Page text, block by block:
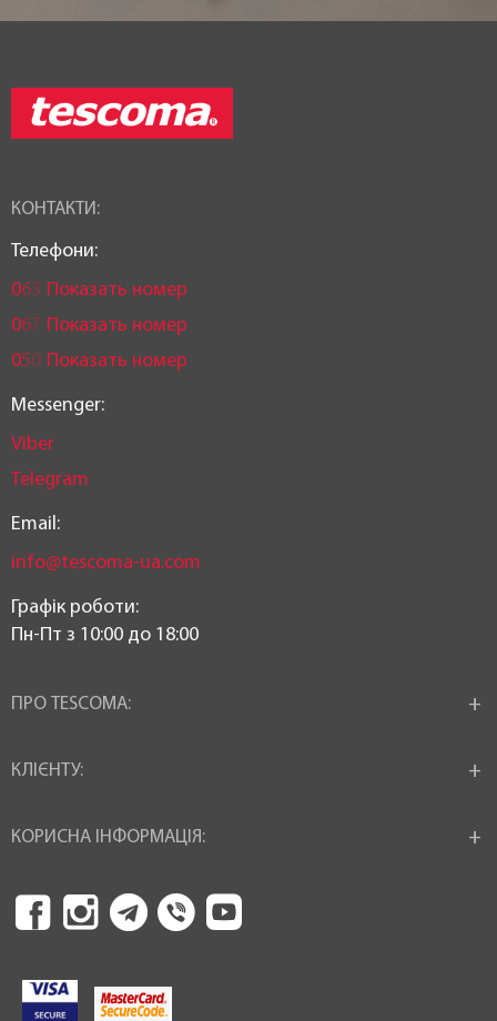
КОНТАКТИ:
Телефони:
063 Показать номер
067 Показать номер
050 Показать номер
Messenger:
Viber
Telegram
Email:
info@tescoma-ua.com
Графік роботи:
Пн-Пт з 10:00 до 18:00
ПРО TESCOMA:
КЛІЄНТУ:
КОРИСНА ІНФОРМАЦІЯ: